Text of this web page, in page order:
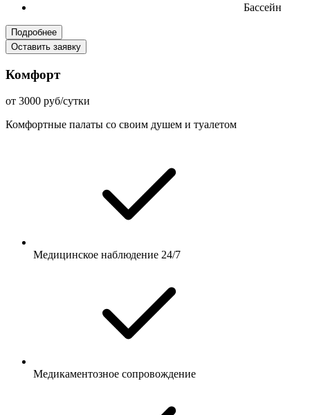
Бассейн
Подробнее
Оставить заявку
Комфорт
от 3000 руб/сутки
Комфортные палаты со своим душем и туалетом
Медицинское наблюдение 24/7
Медикаментозное сопровождение